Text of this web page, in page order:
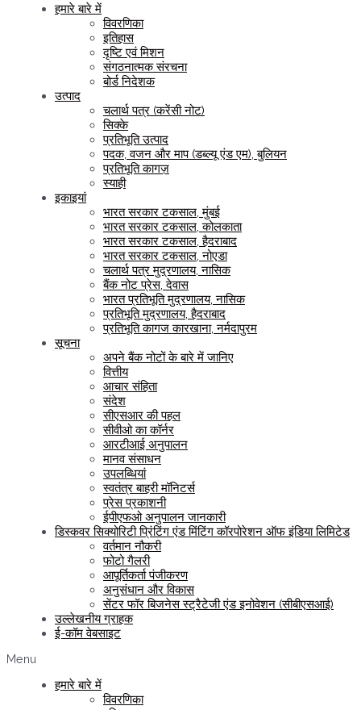
हमारे बारे में
विवरणिका
इतिहास
दृष्टि एवं मिशन
संगठनात्मक संरचना
बोर्ड निदेशक
उत्पाद
चलार्थ पत्र (करेंसी नोट)
सिक्के
प्रतिभूति उत्पाद
पदक, वजन और माप (डब्ल्यू एंड एम), बुलियन
प्रतिभूति कागज़
स्याही
इकाइयां
भारत सरकार टकसाल, मुंबई
भारत सरकार टकसाल, कोलकाता
भारत सरकार टकसाल, हैदराबाद
भारत सरकार टकसाल, नोएडा
चलार्थ पत्र मुद्रणालय, नासिक
बैंक नोट प्रेस, देवास
भारत प्रतिभूति मुद्रणालय, नासिक
प्रतिभूति मुद्रणालय, हैदराबाद
प्रतिभूति कागज कारखाना, नर्मदापुरम
सूचना
अपने बैंक नोटों के बारे में जानिए
वित्तीय
आचार संहिता
संदेश
सीएसआर की पहल
सीवीओ का कॉर्नर
आरटीआई अनुपालन
मानव संसाधन
उपलब्धियां
स्वतंत्र बाहरी मॉनिटर्स
प्रेस प्रकाशनी
ईपीएफओ अनुपालन जानकारी
डिस्कवर सिक्योरिटी प्रिंटिंग एंड मिंटिंग कॉरपोरेशन ऑफ इंडिया लिमिटेड
वर्तमान नौकरी
फोटो गैलरी
आपूर्तिकर्ता पंजीकरण
अनुसंधान और विकास
सेंटर फॉर बिजनेस स्ट्रैटेजी एंड इनोवेशन (सीबीएसआई)
उल्लेखनीय ग्राहक
ई-कॉम वेबसाइट
Menu
हमारे बारे में
विवरणिका